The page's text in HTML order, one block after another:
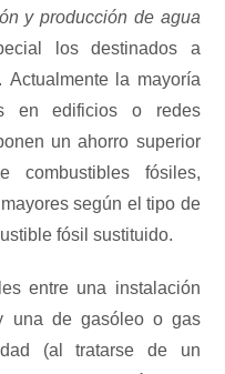
y producción de agua
los destinados a
la mayoría
en edificios o redes
un ahorro superior
fósiles,
según el tipo de
fósil sustituido.
entre una instalación
una de gasóleo o gas
(al tratarse de un